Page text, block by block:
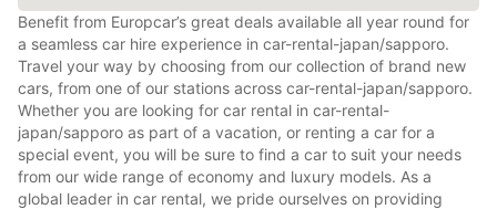
Benefit from Europcar’s great deals available all year round for
a seamless car hire experience in car-rental-japan/sapporo.
Travel your way by choosing from our collection of brand new
cars, from one of our stations across car-rental-japan/sapporo.
Whether you are looking for car rental in car-rental-
japan/sapporo as part of a vacation, or renting a car for a
special event, you will be sure to find a car to suit your needs
from our wide range of economy and luxury models. As a
global leader in car rental, we pride ourselves on providing